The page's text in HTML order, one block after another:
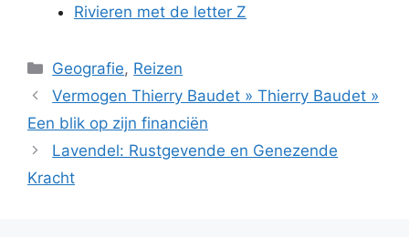
Rivieren met de letter Z
Categorieën
Geografie, Reizen
Vermogen Thierry Baudet » Thierry Baudet »
Een blik op zijn financiën
Lavendel: Rustgevende en Genezende
Kracht